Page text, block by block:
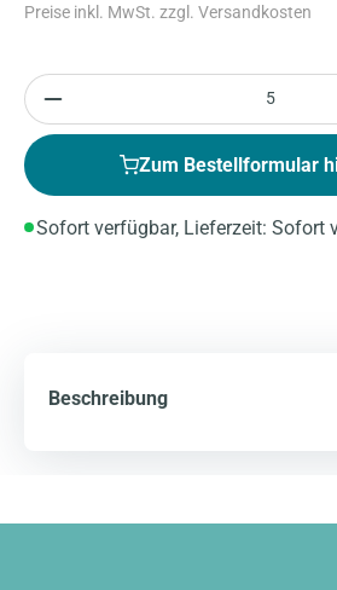
Preise inkl. MwSt. zzgl. Versandkosten
Anzahl
Zum Bestellformular
Sofort verfügbar, Lieferzeit: Sofort
Beschreibung